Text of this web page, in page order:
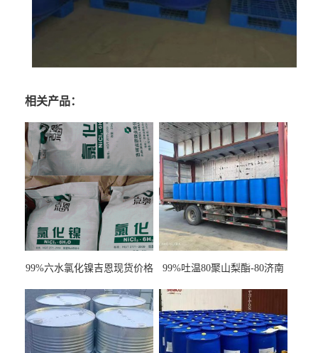
相关产品：
99%六水氯化镍吉恩现货价格
99%吐温80聚山梨酯-80济南